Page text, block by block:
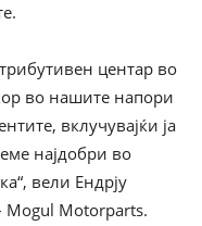
центар во
во нашите напори
вклучувајќи ја
најдобри во
вели Ендрју
Mogul Motorparts.